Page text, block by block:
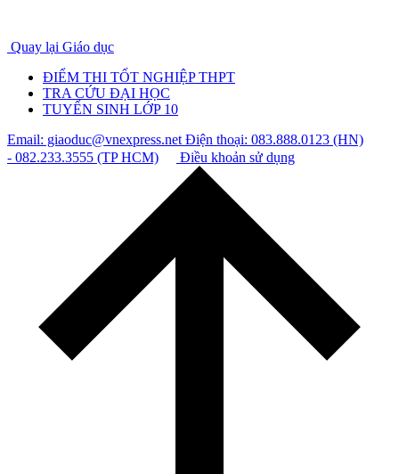
Quay lại Giáo dục
ĐIỂM THI TỐT NGHIỆP THPT
TRA CỨU ĐẠI HỌC
TUYỂN SINH LỚP 10
Email: giaoduc@vnexpress.netĐiện thoại: 083.888.0123 (HN)
- 082.233.3555 (TP HCM)
Điều khoản sử dụng